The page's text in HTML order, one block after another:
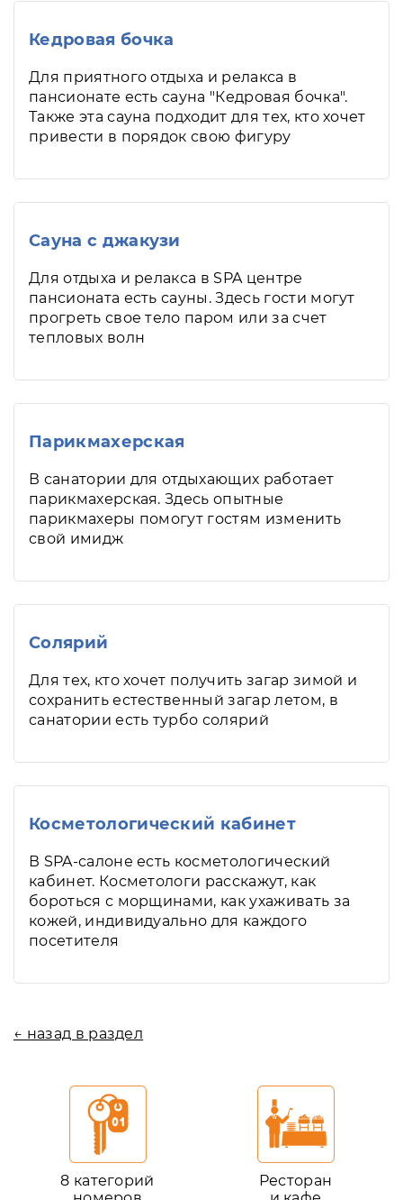
Кедровая бочка
Для приятного отдыха и релакса в
пансионате есть сауна "Кедровая бочка".
Также эта сауна подходит для тех, кто хочет
привести в порядок свою фигуру
Сауна с джакузи
Для отдыха и релакса в SPA центре
пансионата есть сауны. Здесь гости могут
прогреть свое тело паром или за счет
тепловых волн
Парикмахерская
В санатории для отдыхающих работает
парикмахерская. Здесь опытные
парикмахеры помогут гостям изменить
свой имидж
Солярий
Для тех, кто хочет получить загар зимой и
сохранить естественный загар летом, в
санатории есть турбо солярий
Косметологический кабинет
В SPA-салоне есть косметологический
кабинет. Косметологи расскажут, как
бороться с морщинами, как ухаживать за
кожей, индивидуально для каждого
посетителя
← назад в раздел
8 категорий
Ресторан